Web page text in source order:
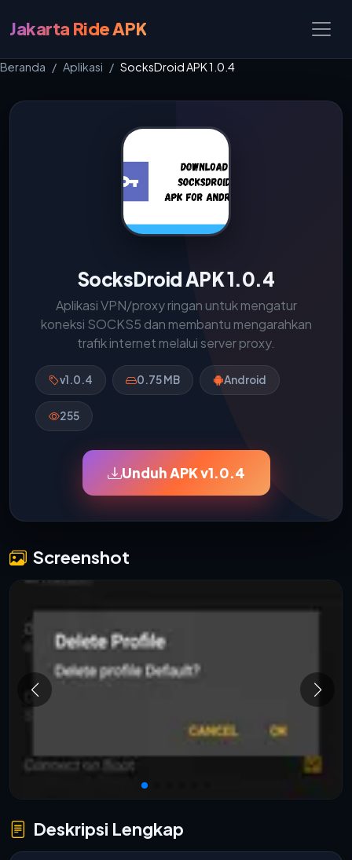
Jakarta Ride APK
Beranda Aplikasi SocksDroid APK 1.0.4
SocksDroid APK 1.0.4
Aplikasi VPN/proxy ringan untuk mengatur
koneksi SOCKS5 dan membantu mengarahkan
trafik internet melalui server proxy.
v1.0.4 0.75 MB Android
255
Unduh APK v1.0.4
Screenshot
Deskripsi Lengkap